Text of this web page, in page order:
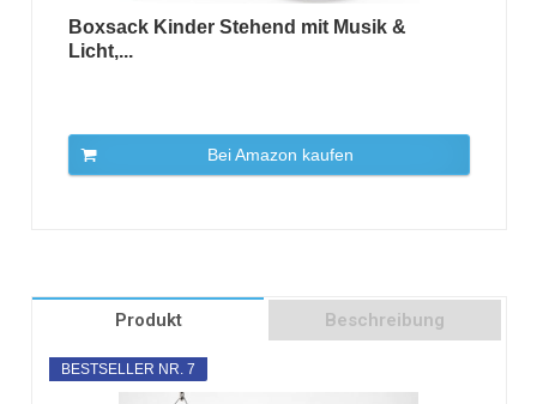
Boxsack Kinder Stehend mit Musik &
Licht,...
Bei Amazon kaufen
Produkt Beschreibung
BESTSELLER NR. 7